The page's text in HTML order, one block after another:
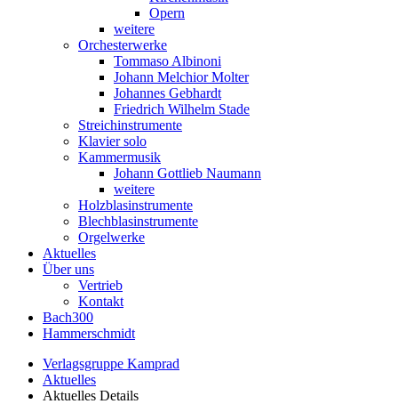
Opern
weitere
Orchesterwerke
Tommaso Albinoni
Johann Melchior Molter
Johannes Gebhardt
Friedrich Wilhelm Stade
Streichinstrumente
Klavier solo
Kammermusik
Johann Gottlieb Naumann
weitere
Holzblasinstrumente
Blechblasinstrumente
Orgelwerke
Aktuelles
Über uns
Vertrieb
Kontakt
Bach300
Hammerschmidt
Verlagsgruppe Kamprad
Aktuelles
Aktuelles Details